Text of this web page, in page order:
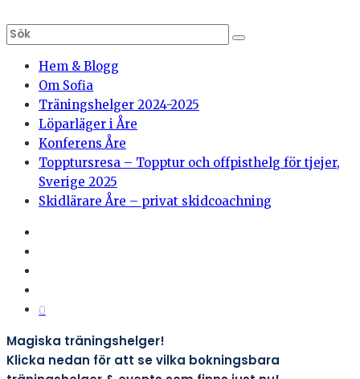
Hem & Blogg
Om Sofia
Träningshelger 2024-2025
Löparläger i Åre
Konferens Åre
Topptursresa – Topptur och offpisthelg för tjejer,
Sverige 2025
Skidlärare Åre – privat skidcoachning
0
Magiska träningshelger!
Klicka nedan för att se vilka bokningsbara